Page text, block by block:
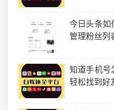
今日头条如
管理粉丝列
知道手机号
轻松找到好